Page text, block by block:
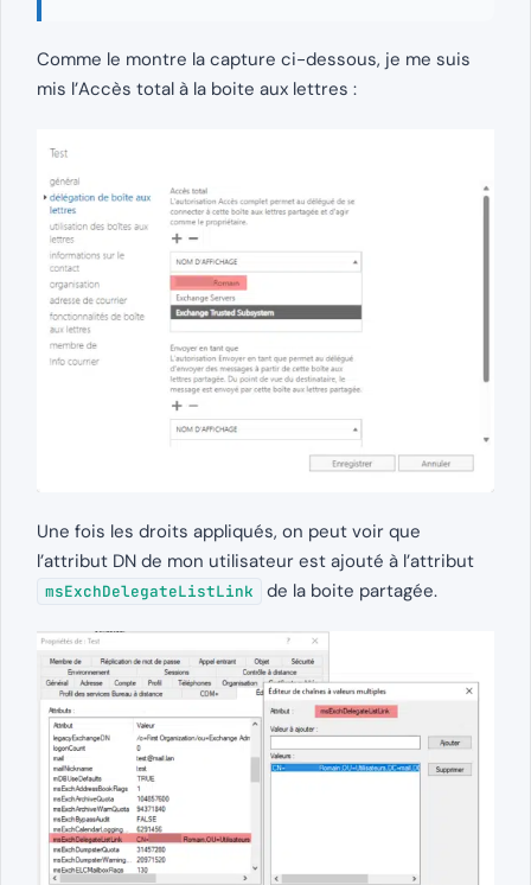
Comme le montre la capture ci-dessous, je me suis
mis l’Accès total à la boite aux lettres :
Une fois les droits appliqués, on peut voir que
l’attribut DN de mon utilisateur est ajouté à l’attribut
msExchDelegateListLink de la boite partagée.